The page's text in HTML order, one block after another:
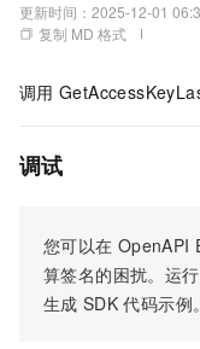
更新时间： 2025-12-01
复制 MD 格式
调用
调试
您可以在 OpenAPI
算签名的困扰。运
生成 SDK 代码示例。